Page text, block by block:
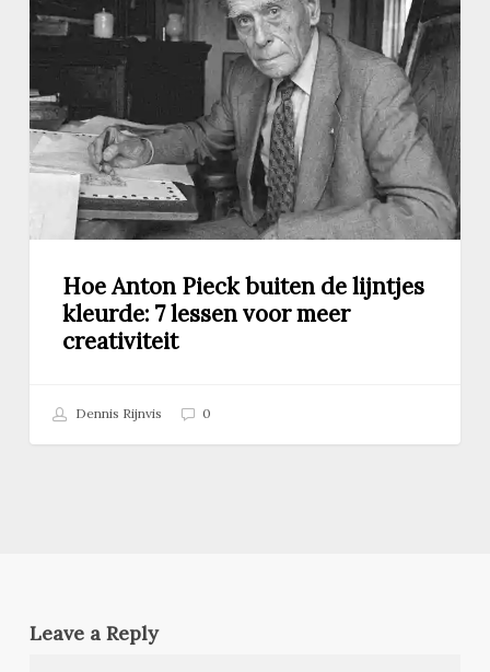
Pieck
buiten
lijntjes
kleurde:
7
lessen
Hoe Anton Pieck buiten de lijntjes
kleurde: 7 lessen voor meer
creativiteit
Dennis Rijnvis 0
Leave a Reply